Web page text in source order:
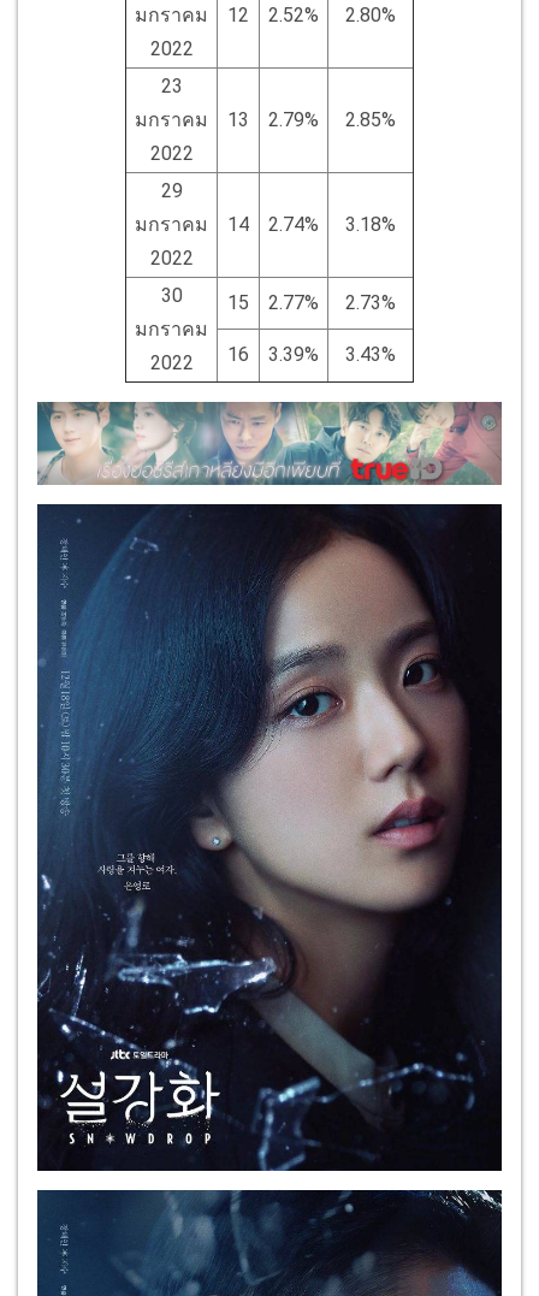
มกราคม
2022
12 2.52% 2.80%
23
มกราคม
2022
13 2.79% 2.85%
29
มกราคม
2022
14 2.74% 3.18%
30
มกราคม
2022
15 2.77% 2.73%
16 3.39% 3.43%